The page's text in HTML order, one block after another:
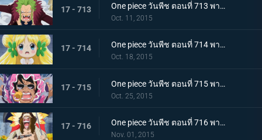
17 - 713 One piece วันพีช ตอนที่ 713 พากย์ไทย บาริ บาริ! หมัดเทพเจ้าสำแดงเดช!
Oct. 11, 2015
17 - 714 One piece วันพีช ตอนที่ 714 พากย์ไทย ต้องช่วยเจ้าหญิงแห่งการรักษามันเชอร์รี่ให้ได้!
Oct. 18, 2015
17 - 715 One piece วันพีช ตอนที่ 715 พากย์ไทย การดวลของลูกผู้ชาย! บทเพลงอาลัยรักของซินญอร์!
Oct. 25, 2015
17 - 716 One piece วันพีช ตอนที่ 716 พากย์ไทย ละอองดาวมรณะ! การโจมตีที่โหมกระหน่ำของไดอาเมนเต้!
Nov. 01, 2015